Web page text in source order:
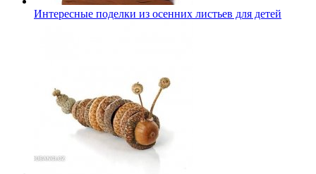
Интересные поделки из осенних листьев для детей